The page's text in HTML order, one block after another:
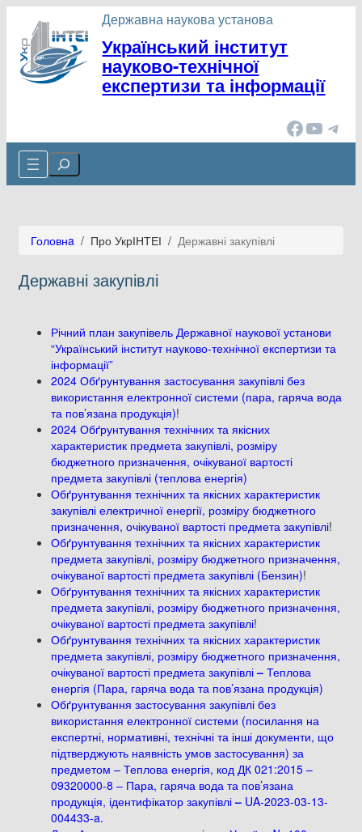
Державна наукова установа
Український інститут
науково-технічної
експертизи та інформації
Facebook YouTube Telegram
Cerca
Головнa / Про УкрІНТЕІ / Державні закупівлі
Державні закупівлі
Річний план закупівель Державної наукової установи
“Український інститут науково-технічної експертизи та
інформації”
2024 Обґрунтування застосування закупівлі без
використання електронної системи (пара, гаряча вода
та пов’язана продукція)!
2024 Обґрунтування технічних та якісних
характеристик предмета закупівлі, розміру
бюджетного призначення, очікуваної вартості
предмета закупівлі (теплова енергія)
Обґрунтування технічних та якісних характеристик
закупівлі електричної енергії, розміру бюджетного
призначення, очікуваної вартості предмета закупівлі!
Обґрунтування технічних та якісних характеристик
предмета закупівлі, розміру бюджетного призначення,
очікуваної вартості предмета закупівлі (Бензин)!
Обґрунтування технічних та якісних характеристик
предмета закупівлі, розміру бюджетного призначення,
очікуваної вартості предмета закупівлі!
Обґрунтування технічних та якісних характеристик
предмета закупівлі, розміру бюджетного призначення,
очікуваної вартості предмета закупівлі– Теплова
енергія (Пара, гаряча вода та пов’язана продукція)
Обґрунтування застосування закупівлі без
використання електронної системи (посилання на
експертні, нормативні, технічні та інші документи, що
підтверджують наявність умов застосування) за
предметом – Теплова енергія, код ДК 021:2015 –
09320000-8 – Пара, гаряча вода та пов’язана
продукція, ідентифікатор закупівлі– UA-2023-03-13-
004433-a.